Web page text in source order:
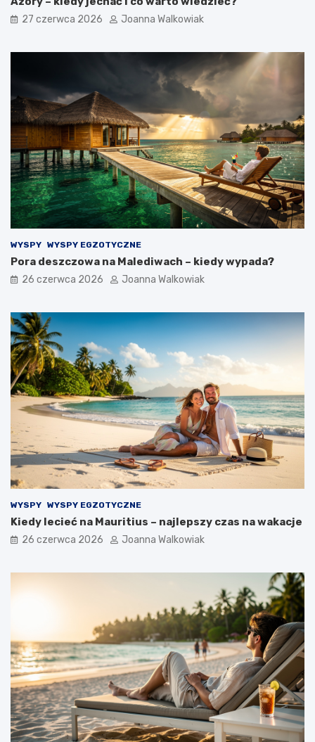
27 czerwca 2026 Joanna Walkowiak
WYSPY WYSPY EGZOTYCZNE
Pora deszczowa na Malediwach – kiedy wypada?
26 czerwca 2026 Joanna Walkowiak
WYSPY WYSPY EGZOTYCZNE
Kiedy lecieć na Mauritius – najlepszy czas na wakacje
26 czerwca 2026 Joanna Walkowiak